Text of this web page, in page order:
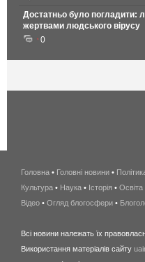
Достатньо було погладити:
жертвами людського вірусу
0
Головна • Головні новини •
Культура • Наука • Історія • Освіта
Відео • Огляд блогосфери •
Всі новини належать їх
Використання матеріалів сайту